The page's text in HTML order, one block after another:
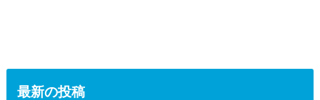
最新の投稿